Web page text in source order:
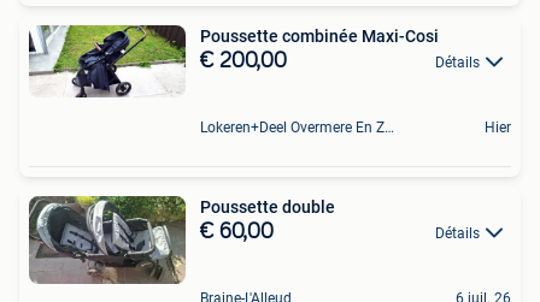
Poussette combinée Maxi-Cosi
€ 200,00 Détails
Lokeren+Deel Overmere En Zele Hier
Poussette double
€ 60,00 Détails